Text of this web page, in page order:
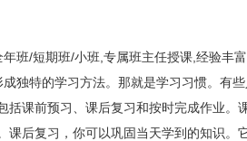
/短期班/小班,专属班主任授课,经验丰
独特的学习方法。那就是学习习惯。有
课前预习、课后复习和按时完成作业。
后复习，你可以巩固当天学到的知识。